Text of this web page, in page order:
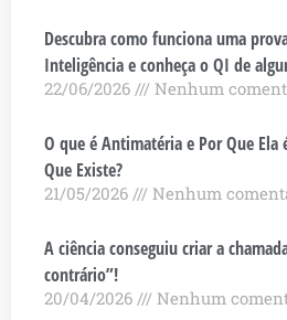
Descubra como funciona uma
Inteligência e conheça o QI de
22/06/2026 Nenhum
O que é Antimatéria e Por Que
Que Existe?
21/05/2026 Nenhum
A ciência conseguiu criar a
contrário”!
20/04/2026 Nenhum